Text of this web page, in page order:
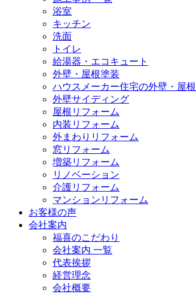
浴室
キッチン
洗面
トイレ
給湯器・エコキュート
外壁・屋根塗装
ハウスメーカー住宅の外壁・屋根
外壁サイディング
屋根リフォーム
内装リフォーム
外まわりリフォーム
窓リフォーム
増築リフォーム
リノベーション
介護リフォーム
マンションリフォーム
お客様の声
会社案内
福喜のこだわり
会社案内 一覧
代表挨拶
経営理念
会社概要